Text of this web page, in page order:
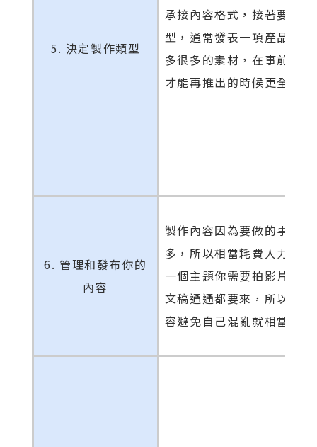
5. 決定製作類型
承接內容格式，接著要想
型，通常發表一項產品可
多很多的素材，在事前就
才能再推出的時候更全面。
6. 管理和發布你的
內容
製作內容因為要做的事情
多，所以相當耗費人力時
一個主題你需要拍影片、
文稿通通都要來，所以管
容避免自己混亂就相當重